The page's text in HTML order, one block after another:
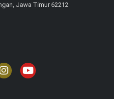
Jawa Timur 62212